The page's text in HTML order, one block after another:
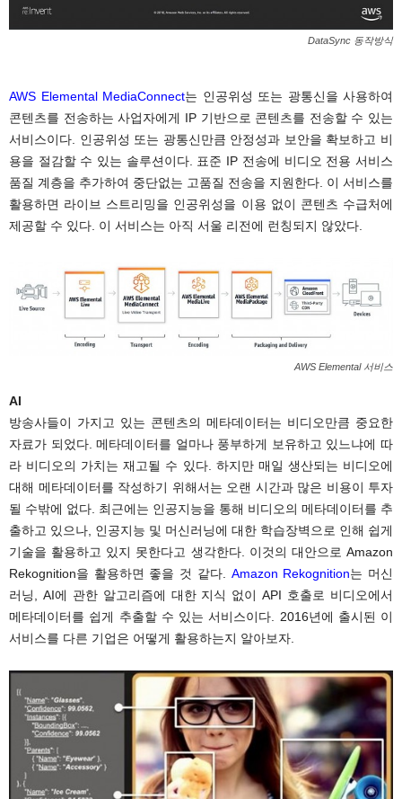
DataSync 동작방식
AWS Elemental MediaConnect는 인공위성 또는 광통신을 사용하여
콘텐츠를 전송하는 사업자에게 IP 기반으로 콘텐츠를 전송할 수 있는
서비스이다. 인공위성 또는 광통신만큼 안정성과 보안을 확보하고 비
용을 절감할 수 있는 솔루션이다. 표준 IP 전송에 비디오 전용 서비스
품질 계층을 추가하여 중단없는 고품질 전송을 지원한다. 이 서비스를
활용하면 라이브 스트리밍을 인공위성을 이용 없이 콘텐츠 수급처에
제공할 수 있다. 이 서비스는 아직 서울 리전에 런칭되지 않았다.
AWS Elemental 서비스
AI
방송사들이 가지고 있는 콘텐츠의 메타데이터는 비디오만큼 중요한
자료가 되었다. 메타데이터를 얼마나 풍부하게 보유하고 있느냐에 따
라 비디오의 가치는 재고될 수 있다. 하지만 매일 생산되는 비디오에
대해 메타데이터를 작성하기 위해서는 오랜 시간과 많은 비용이 투자
될 수밖에 없다. 최근에는 인공지능을 통해 비디오의 메타데이터를 추
출하고 있으나, 인공지능 및 머신러닝에 대한 학습장벽으로 인해 쉽게
기술을 활용하고 있지 못한다고 생각한다. 이것의 대안으로 Amazon
Rekognition을 활용하면 좋을 것 같다. Amazon Rekognition는 머신
러닝, AI에 관한 알고리즘에 대한 지식 없이 API 호출로 비디오에서
메타데이터를 쉽게 추출할 수 있는 서비스이다. 2016년에 출시된 이
서비스를 다른 기업은 어떻게 활용하는지 알아보자.